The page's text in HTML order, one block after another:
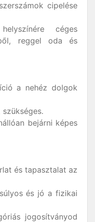
cipelése
céges
reggel oda és
a nehéz dolgok
bejárni képes
és tapasztalat az
és jó a fizikai
jogosítványod